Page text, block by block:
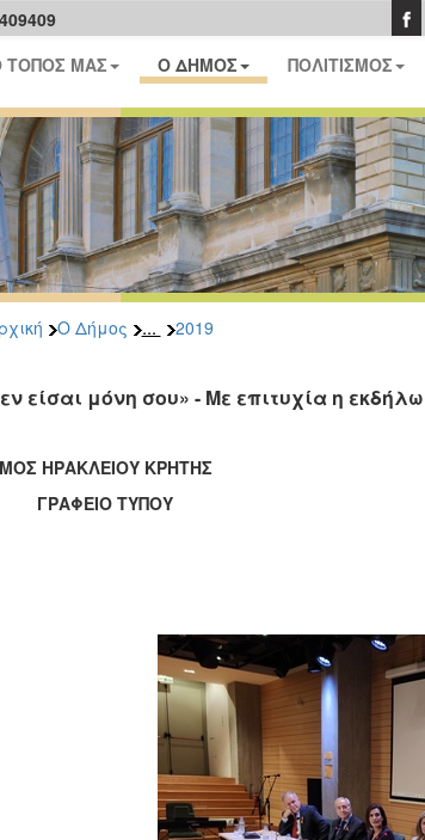
ΤΟΠΟΣ ΜΑΣ Ο ΔΗΜΟΣ ΠΟΛΙΤΙΣΜΟΣ
Ο Δήμος ... 2019
είσαι μόνη σου» - Με επιτυχία η
ΗΡΑΚΛΕΙΟΥ ΚΡΗΤΗΣ
ΤΥΠΟΥ